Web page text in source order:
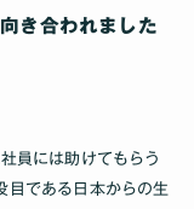
き合われました
員には助けてもらう
目である日本からの生